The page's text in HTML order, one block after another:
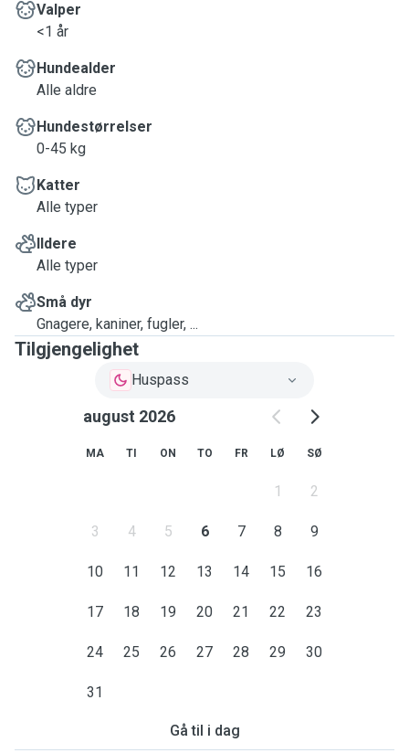
Valper
<1 år
Hundealder
Alle aldre
Hundestørrelser
0-45 kg
Katter
Alle typer
Ildere
Alle typer
Små dyr
Gnagere, kaniner, fugler, ...
Tilgjengelighet
Huspass
august 2026
MA TI ON TO FR LØ SØ
1 2
3 4 5 6 7 8 9
10 11 12 13 14 15 16
17 18 19 20 21 22 23
24 25 26 27 28 29 30
31
Gå til i dag